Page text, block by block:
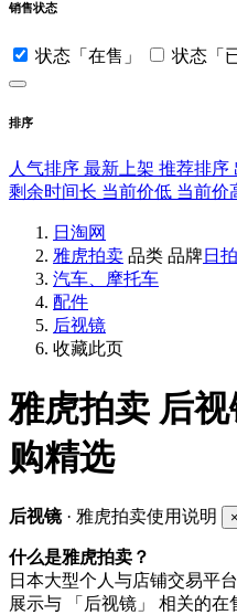
销售状态
状态「在售」 状态「
排序
人气排序 最新上架 推荐排序
剩余时间长 当前价低 当前价
日淘网
雅虎拍卖 品类 品牌日拍
汽车、摩托车
配件
后视镜
收藏此页
雅虎拍卖 后
购精选
后视镜· 雅虎拍卖使用说明 ×
什么是雅虎拍卖？
日本大型个人与店铺交易平
展示与 「后视镜」 相关的在